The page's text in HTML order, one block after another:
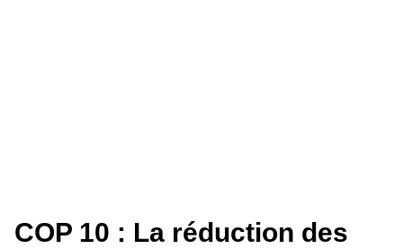
COP 10 : La réduction des